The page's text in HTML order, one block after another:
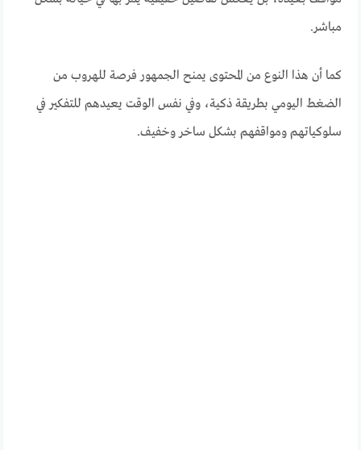
مباشر.
كما أن هذا النوع من المحتوى يمنح الجمهور فرصة للهروب من
الضغط اليومي بطريقة ذكية، وفي نفس الوقت يعيدهم للتفكير في
سلوكياتهم ومواقفهم بشكل ساخر وخفيف.